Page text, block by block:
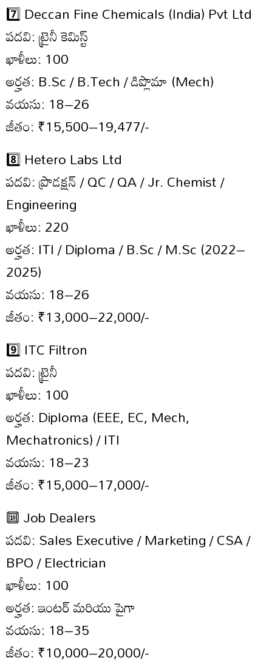
7️⃣ Deccan Fine Chemicals (India) Pvt Ltd
పదవి: ట్రైనీ కెమిస్ట్
ఖాళీలు: 100
అర్హత: B.Sc / B.Tech / డిప్లొమా (Mech)
వయసు: 18–26
జీతం: ₹15,500–19,477/-
8️⃣ Hetero Labs Ltd
పదవి: ప్రొడక్షన్ / QC / QA / Jr. Chemist /
Engineering
ఖాళీలు: 220
అర్హత: ITI / Diploma / B.Sc / M.Sc (2022–
2025)
వయసు: 18–26
జీతం: ₹13,000–22,000/-
9️⃣ ITC Filtron
పదవి: ట్రైనీ
ఖాళీలు: 100
అర్హత: Diploma (EEE, EC, Mech,
Mechatronics) / ITI
వయసు: 18–23
జీతం: ₹15,000–17,000/-
🔟 Job Dealers
పదవి: Sales Executive / Marketing / CSA /
BPO / Electrician
ఖాళీలు: 100
అర్హత: ఇంటర్ మరియు పైగా
వయసు: 18–35
జీతం: ₹10,000–20,000/-